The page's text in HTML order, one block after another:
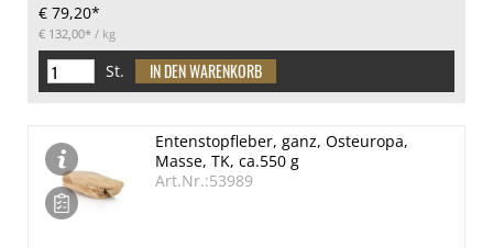
€ 79,20*
€ 132,00* / kg
St.
Entenstopfleber, ganz, Osteuropa,
Masse, TK, ca.550 g
Art.Nr.:53989